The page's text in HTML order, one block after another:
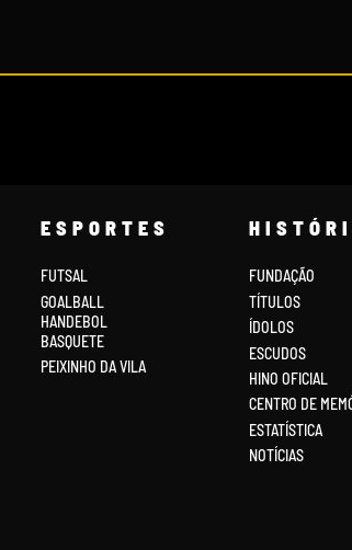
ESPORTES
FUTSAL
GOALBALL
HANDEBOL
BASQUETE
PEIXINHO DA VILA
FUNDAÇÃO
TÍTULOS
ÍDOLOS
ESCUDOS
HINO OFICIAL
CENTRO DE
ESTATÍSTICA
NOTÍCIAS